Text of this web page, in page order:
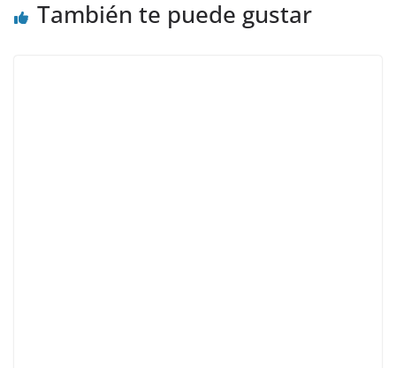
También te puede gustar